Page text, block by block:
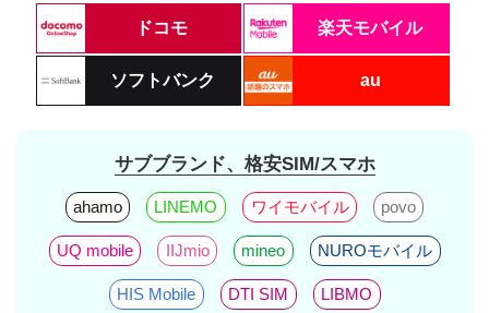
ドコモ 楽天モバイル
ソフトバンク au
サブブランド、格安SIM/スマホ
ahamo LINEMO ワイモバイル povo
UQ mobile IIJmio mineo NUROモバイル
HIS Mobile DTI SIM LIBMO